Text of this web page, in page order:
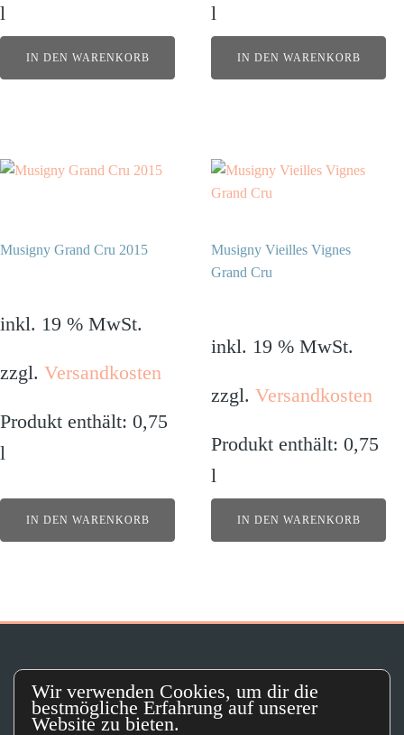
l
IN DEN WARENKORB
l
IN DEN WARENKORB
Musigny Grand Cru 2015
inkl. 19 % MwSt.
zzgl. Versandkosten
Produkt enthält: 0,75
l
IN DEN WARENKORB
Musigny Vieilles Vignes
Grand Cru
inkl. 19 % MwSt.
zzgl.Versandkosten
Produkt enthält: 0,75
l
IN DEN WARENKORB
© 2026 NeuN. Alle Rechte
vorbehalten.
Wir verwenden Cookies, um dir die
bestmögliche Erfahrung auf unserer
Website zu bieten.